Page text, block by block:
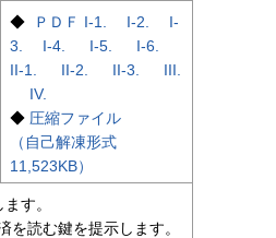
◆ ＰＤＦ I-1. I-2.
I-
3.
I-4. I-5.
I-6.
II-1.
II-2. II-3.
III.
IV.
◆ 圧縮ファイル
（自己解凍形式
11,523KB）
す。
読む鍵を提示します。